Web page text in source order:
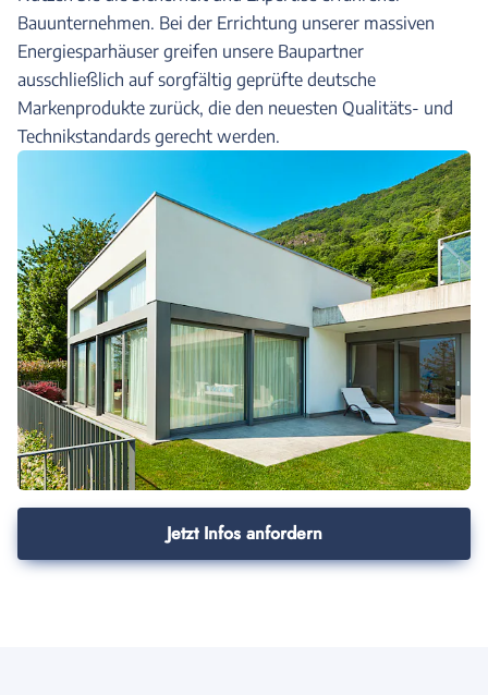
Bauunternehmen. Bei der Errichtung unserer massiven
Energiesparhäuser greifen unsere Baupartner
ausschließlich auf sorgfältig geprüfte deutsche
Markenprodukte zurück, die den neuesten Qualitäts- und
Technikstandards gerecht werden.
Jetzt Infos anfordern